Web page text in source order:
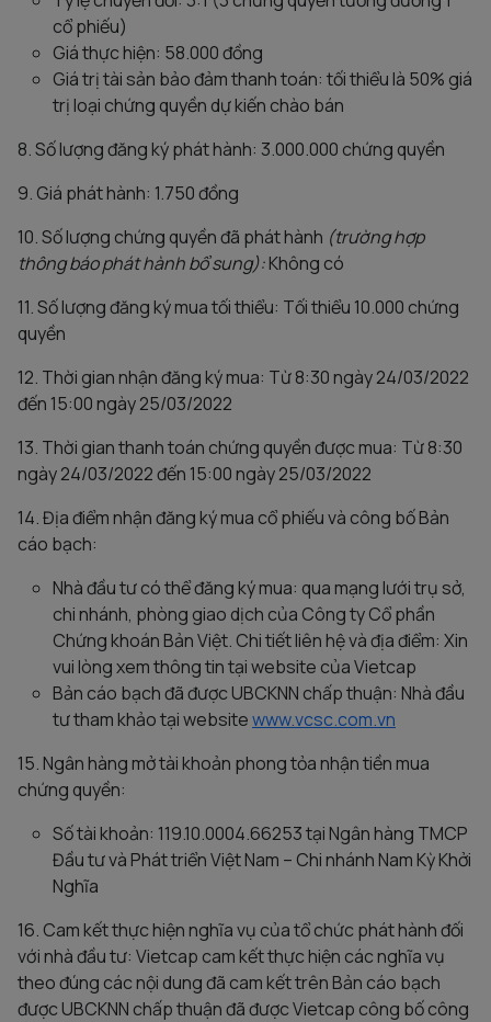
cổ phiếu)
Giá thực hiện: 58.000 đồng
Giá trị tài sản bảo đảm thanh toán: tối thiểu là 50% giá
trị loại chứng quyền dự kiến chào bán
8. Số lượng đăng ký phát hành: 3.000.000 chứng quyền
9. Giá phát hành: 1.750 đồng
10. Số lượng chứng quyền đã phát hành (trường hợp
thông báo phát hành bổ sung):Không có
11. Số lượng đăng ký mua tối thiểu: Tối thiểu 10.000 chứng
quyền
12. Thời gian nhận đăng ký mua: Từ 8:30 ngày 24/03/2022
đến 15:00 ngày 25/03/2022
13. Thời gian thanh toán chứng quyền được mua: Từ 8:30
ngày 24/03/2022 đến 15:00 ngày 25/03/2022
14. Địa điểm nhận đăng ký mua cổ phiếu và công bố Bản
cáo bạch:
Nhà đầu tư có thể đăng ký mua: qua mạng lưới trụ sở,
chi nhánh, phòng giao dịch của Công ty Cổ phần
Chứng khoán Bản Việt. Chi tiết liên hệ và địa điểm: Xin
vui lòng xem thông tin tại website của Vietcap
Bản cáo bạch đã được UBCKNN chấp thuận: Nhà đầu
tư tham khảo tại websitewww.vcsc.com.vn
15. Ngân hàng mở tài khoản phong tỏa nhận tiền mua
chứng quyền:
Số tài khoản: 119.10.0004.66253 tại Ngân hàng TMCP
Đầu tư và Phát triển Việt Nam – Chi nhánh Nam Kỳ Khởi
Nghĩa
16. Cam kết thực hiện nghĩa vụ của tổ chức phát hành đối
với nhà đầu tư: Vietcap cam kết thực hiện các nghĩa vụ
theo đúng các nội dung đã cam kết trên Bản cáo bạch
được UBCKNN chấp thuận đã được Vietcap công bố công